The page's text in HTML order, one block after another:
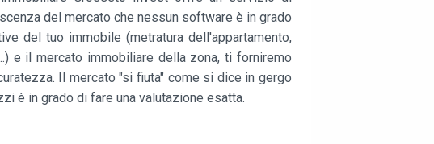
del mercato che nessun software è in grado
del tuo immobile (metratura dell'appartamento,
e il mercato immobiliare della zona, ti forniremo
Il mercato "si fiuta" come si dice in gergo
è in grado di fare una valutazione esatta.